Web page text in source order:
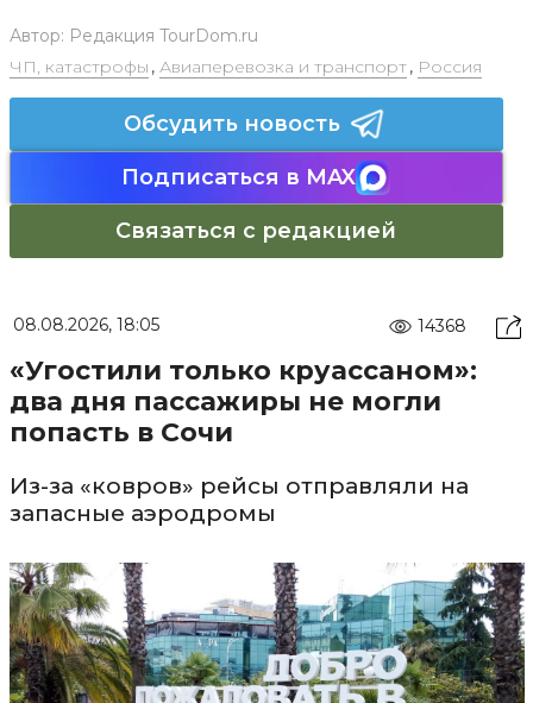
Автор: Редакция TourDom.ru
ЧП, катастрофы , Авиаперевозка и транспорт, Россия
Обсудить новость
Подписаться в MAX
Связаться с редакцией
08.08.2026, 18:05 14368
«Угостили только круассаном»:
два дня пассажиры не могли
попасть в Сочи
Из-за «ковров» рейсы отправляли на
запасные аэродромы